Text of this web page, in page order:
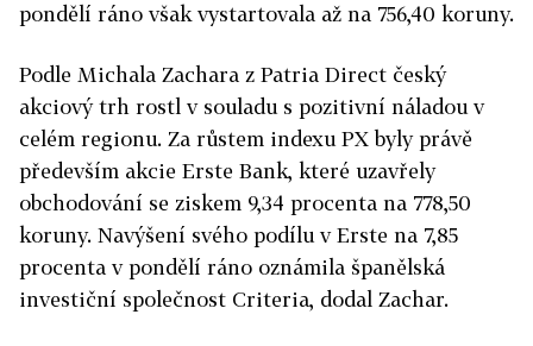
pondělí ráno však vystartovala až na 756,40 koruny.
Podle Michala Zachara z Patria Direct český
akciový trh rostl v souladu s pozitivní náladou v
celém regionu. Za růstem indexu PX byly právě
především akcie Erste Bank, které uzavřely
obchodování se ziskem 9,34 procenta na 778,50
koruny. Navýšení svého podílu v Erste na 7,85
procenta v pondělí ráno oznámila španělská
investiční společnost Criteria, dodal Zachar.